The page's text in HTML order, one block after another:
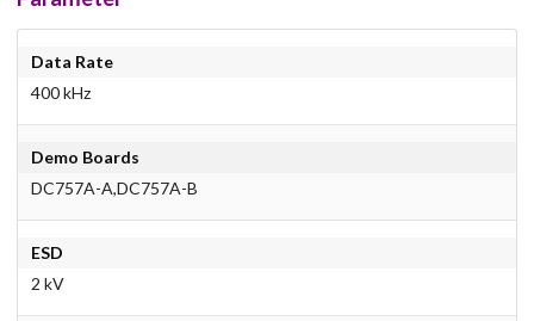
Data Rate
400 kHz
Demo Boards
DC757A-A,DC757A-B
ESD
2 kV